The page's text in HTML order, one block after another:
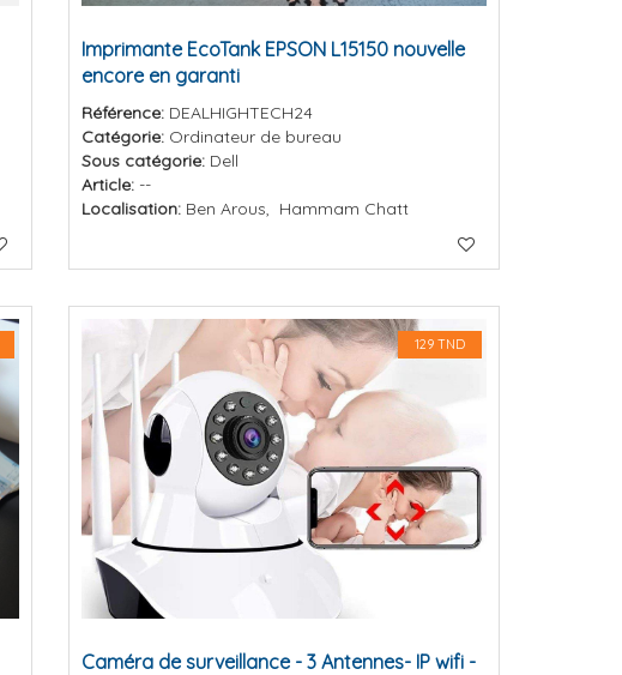
Imprimante EcoTank EPSON L15150 nouvelle
encore en garanti
Référence: DEALHIGHTECH24
Catégorie: Ordinateur de bureau
Sous catégorie: Dell
Article: --
Localisation: Ben Arous, Hammam Chatt
129 TND
Caméra de surveillance - 3 Antennes- IP wifi -